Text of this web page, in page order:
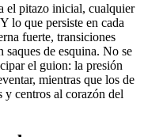
el pitazo inicial, cualquier
lo que persiste en cada
fuerte, transiciones
de esquina. No se
el guion: la presión
mientras que los de
y centros al corazón del